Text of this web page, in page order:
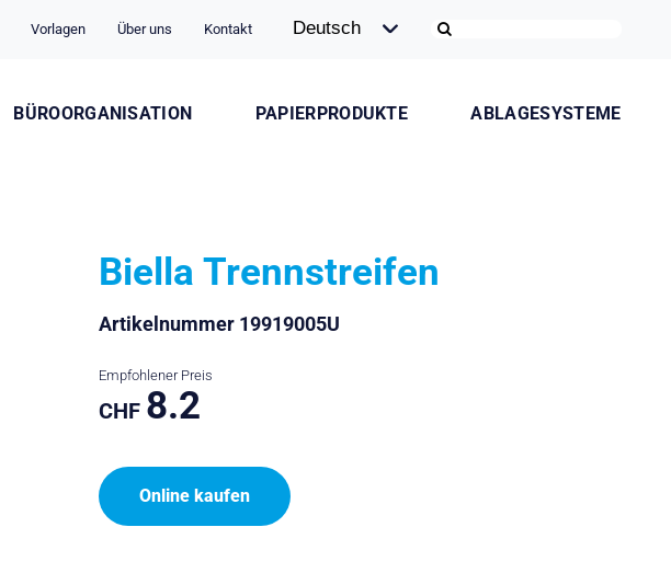
Vorlagen Über uns Kontakt
PAPIERPRODUKTE ABLAGESYSTEME
BÜROORGANISATION
Biella Trennstreifen
Artikelnummer 19919005U
Empfohlener Preis
CHF 8.2
Online kaufen